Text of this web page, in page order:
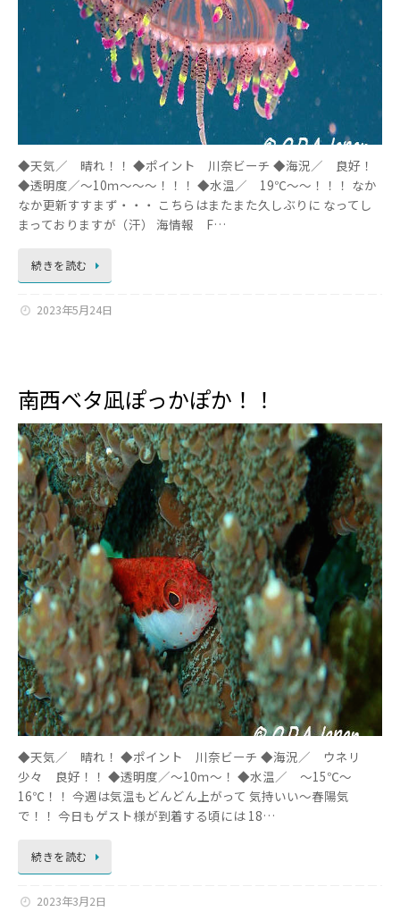
◆天気／ 晴れ！！ ◆ポイント 川奈ビーチ ◆海況／ 良好！
◆透明度／～10ｍ～～～！！！ ◆水温／ 19℃～～！！！ なか
なか更新すすまず・・・ こちらはまたまた久しぶりに なってし
まっておりますが（汗） 海情報 F…
続きを読む
2023年5月24日
南西ベタ凪ぽっかぽか！！
◆天気／ 晴れ！ ◆ポイント 川奈ビーチ ◆海況／ ウネリ
少々 良好！！ ◆透明度／～10ｍ～！ ◆水温／ ～15℃～
16℃！！ 今週は気温もどんどん上がって 気持いい～春陽気
で！！ 今日もゲスト様が到着する頃には 18…
続きを読む
2023年3月2日